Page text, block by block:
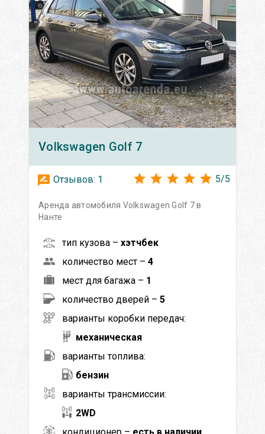
Volkswagen Golf 7
Отзывов: 1 5/5
Аренда автомобиля Volkswagen Golf 7 в
Нанте
тип кузова – хэтчбек
количество мест – 4
мест для багажа – 1
количество дверей – 5
варианты коробки передач:
механическая
варианты топлива:
бензин
варианты трансмиссии:
2WD
кондиционер – есть в наличии